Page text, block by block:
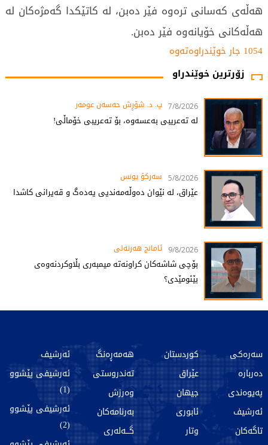
هەڵەی کەسانی ترەوە فێر دەبن، لە کاتێکدا گەمژەکان لە
هەڵەکانی خۆیانەوە فێر دەبن.
1054 جار خوێندراوەتەوە
زۆرترین خوێندراو
7/8/2026 پ. د. شۆڕش حەسەن عومەر
لە تەعریبی بەعسەوە، بۆ تەعریبی خۆماڵی!
5/8/2026 سەرکۆ یونس
عێراق، لە نێوان دەوڵەمەندیی یەدەگ و قەیرانی کاشدا
9/8/2026 ئامانج هەرتەلى
بۆچی شاشەکان کراونەتە میمبەری بڵاوکردنەوەی
بێئومێدی؟
سەرەکی
دەربارە
پەیوەندی
ئەرشیف
تاگەکان
کوردستان
عێراق
جیهان
ئابوری
وتار
هەمەڕەنگ
تەندروستی
وەرزش
بەرنامەکان
گـــەلەری
ئەرشیف
ئەرشیفی پێشوو
(1)
ئەرشیفی پێشوو
(2)